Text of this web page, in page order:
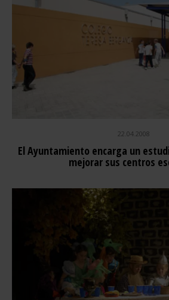
22.04.2008
El Ayuntamiento encarga un
mejorar sus centros